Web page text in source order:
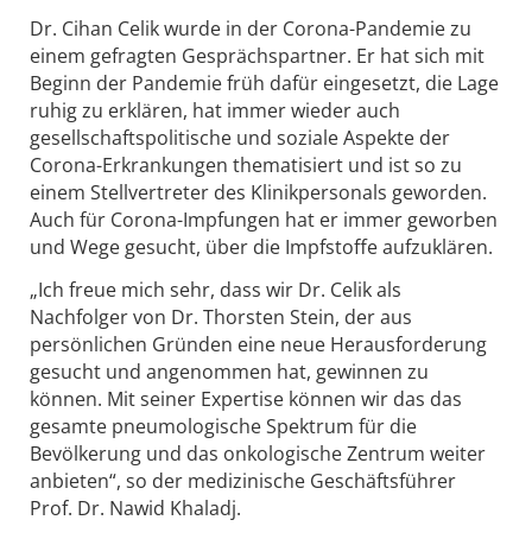
Dr. Cihan Celik wurde in der Corona-Pandemie zu
einem gefragten Gesprächspartner. Er hat sich mit
Beginn der Pandemie früh dafür eingesetzt, die Lage
ruhig zu erklären, hat immer wieder auch
gesellschaftspolitische und soziale Aspekte der
Corona-Erkrankungen thematisiert und ist so zu
einem Stellvertreter des Klinikpersonals geworden.
Auch für Corona-Impfungen hat er immer geworben
und Wege gesucht, über die Impfstoffe aufzuklären.
„Ich freue mich sehr, dass wir Dr. Celik als
Nachfolger von Dr. Thorsten Stein, der aus
persönlichen Gründen eine neue Herausforderung
gesucht und angenommen hat, gewinnen zu
können. Mit seiner Expertise können wir das das
gesamte pneumologische Spektrum für die
Bevölkerung und das onkologische Zentrum weiter
anbieten“, so der medizinische Geschäftsführer
Prof. Dr. Nawid Khaladj.